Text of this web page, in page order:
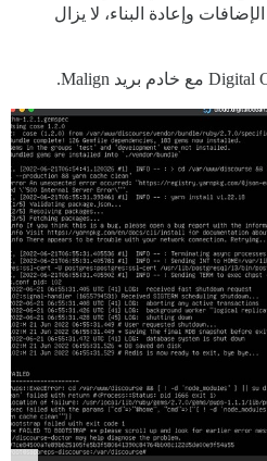
وإعادة البناء، لا يزال